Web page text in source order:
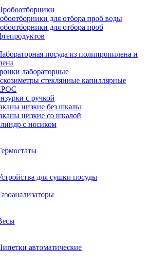
для отбора проб воды
для отбора проб
посуда из полипропилена и
лабораторные
стеклянные капиллярные
с ручкой
низкие без шкалы
низкие со шкалой
с носиком
для сушки посуды
автоматические